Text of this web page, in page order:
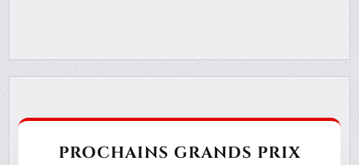
PROCHAINS GRANDS PRIX